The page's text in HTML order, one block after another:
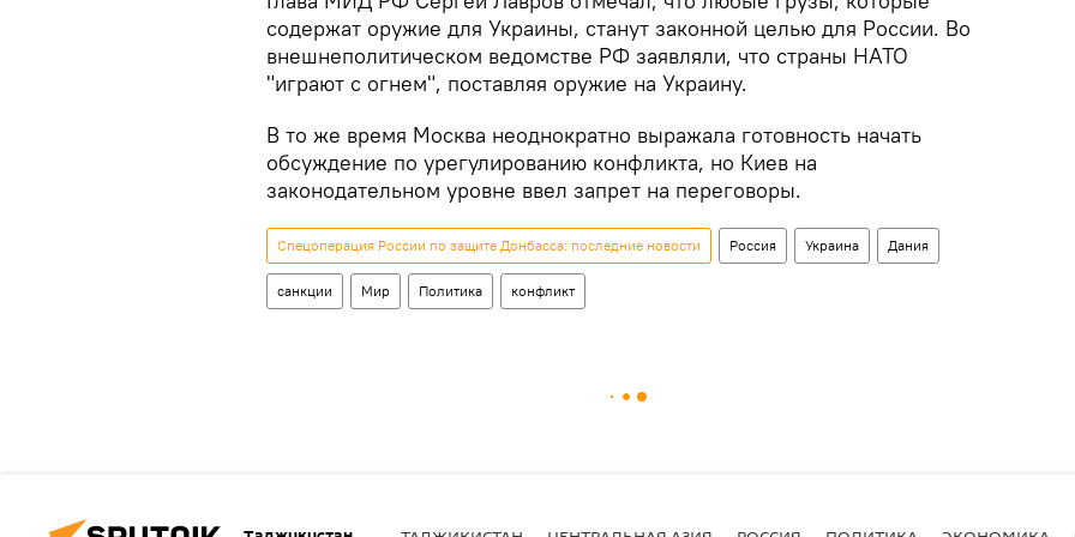
содержат оружие для Украины, станут законной целью для России. Во
внешнеполитическом ведомстве РФ заявляли, что страны НАТО
"играют с огнем", поставляя оружие на Украину.
В то же время Москва неоднократно выражала готовность начать
обсуждение по урегулированию конфликта, но Киев на
законодательном уровне ввел запрет на переговоры.
Спецоперация России по защите Донбасса: последние новости Россия Украина Дания
санкции Мир Политика конфликт